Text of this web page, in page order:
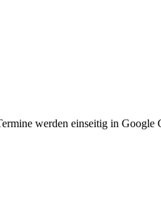
werden einseitig in